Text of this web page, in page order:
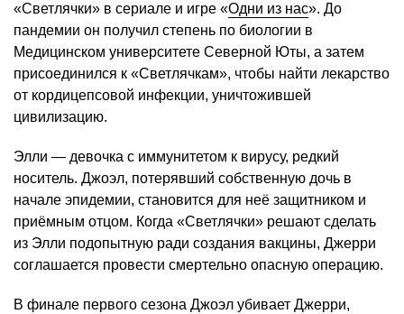
«Светлячки» в сериале и игре «Одни из нас». До
пандемии он получил степень по биологии в
Медицинском университете Северной Юты, а затем
присоединился к «Светлячкам», чтобы найти лекарство
от кордицепсовой инфекции, уничтожившей
цивилизацию.
Элли — девочка с иммунитетом к вирусу, редкий
носитель. Джоэл, потерявший собственную дочь в
начале эпидемии, становится для неё защитником и
приёмным отцом. Когда «Светлячки» решают сделать
из Элли подопытную ради создания вакцины, Джерри
соглашается провести смертельно опасную операцию.
В финале первого сезона Джоэл убивает Джерри,